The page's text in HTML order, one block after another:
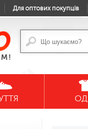
Для оптових покупців